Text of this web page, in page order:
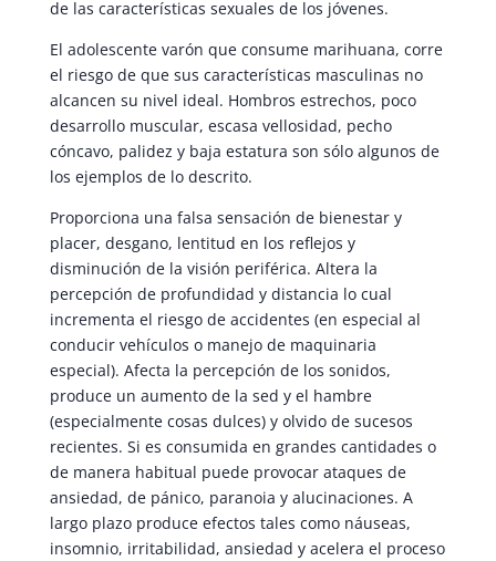
de las características sexuales de los jóvenes.
El adolescente varón que consume marihuana, corre
el riesgo de que sus características masculinas no
alcancen su nivel ideal. Hombros estrechos, poco
desarrollo muscular, escasa vellosidad, pecho
cóncavo, palidez y baja estatura son sólo algunos de
los ejemplos de lo descrito.
Proporciona una falsa sensación de bienestar y
placer, desgano, lentitud en los reflejos y
disminución de la visión periférica. Altera la
percepción de profundidad y distancia lo cual
incrementa el riesgo de accidentes (en especial al
conducir vehículos o manejo de maquinaria
especial). Afecta la percepción de los sonidos,
produce un aumento de la sed y el hambre
(especialmente cosas dulces) y olvido de sucesos
recientes. Si es consumida en grandes cantidades o
de manera habitual puede provocar ataques de
ansiedad, de pánico, paranoia y alucinaciones. A
largo plazo produce efectos tales como náuseas,
insomnio, irritabilidad, ansiedad y acelera el proceso